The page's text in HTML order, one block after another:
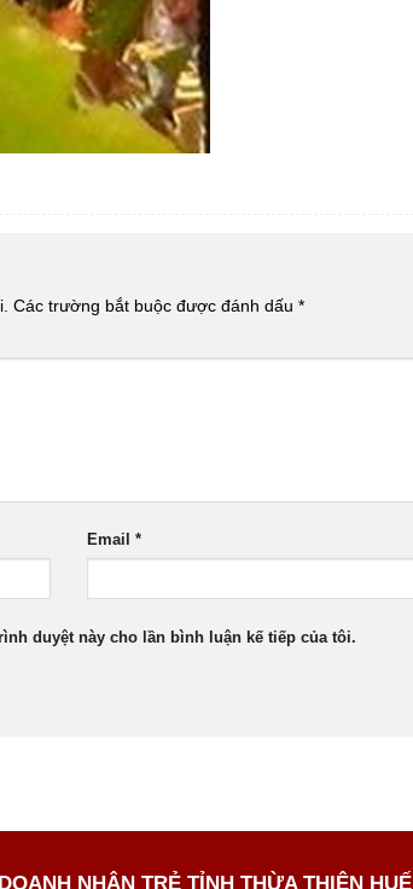
Các trường bắt buộc được đánh dấu *
Email*
duyệt này cho lần bình luận kế tiếp của tôi.
NHÂN TRẺ TỈNH THỪA THIÊN HUẾ